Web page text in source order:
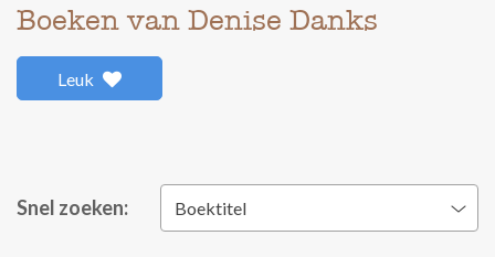
Boeken van Denise Danks
Leuk
Snel zoeken: Boektitel